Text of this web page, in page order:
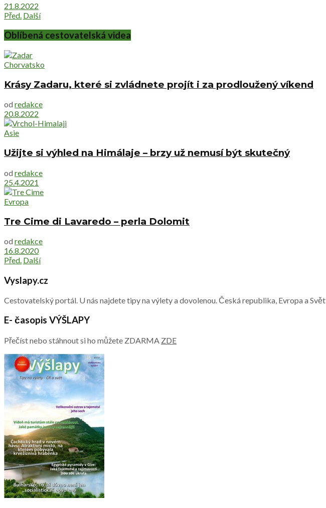
21.8.2022
Před. Další
Oblíbená cestovatelská videa
Chorvatsko
Krásy Zadaru, které si zvládnete projít i za prodloužený víkend
od redakce
20.8.2022
Asie
Užijte si výhled na Himálaje – brzy už nemusí být skutečný
od redakce
25.4.2021
Evropa
Tre Cime di Lavaredo – perla Dolomit
od redakce
16.8.2020
Před. Další
Vyslapy.cz
Cestovatelský portál. U nás najdete tipy na výlety a dovolenou. Česká republika, Evropa a Svět
E- časopis VÝŠLAPY
Přečíst nebo stáhnout si ho můžete ZDARMA ZDE